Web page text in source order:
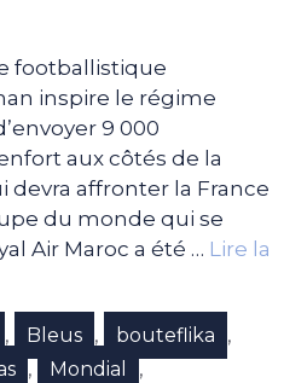
footballistique
inspire le régime
9 000
aux côtés de la
affronter la France
du monde qui se
Air Maroc a été … Lire la
, Bleus , bouteflika ,
, Mondial ,